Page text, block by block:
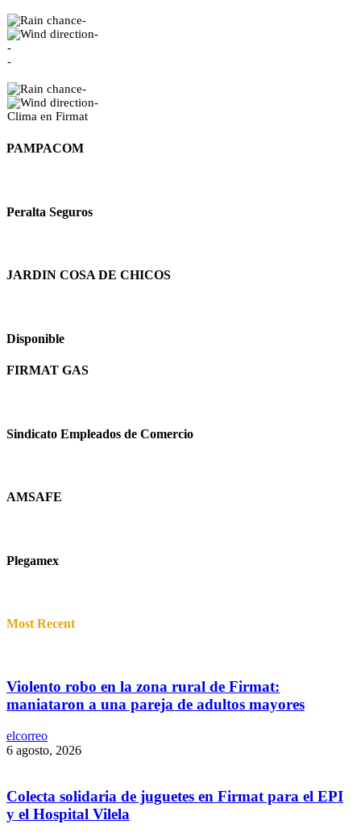
-
-
-
-
-
-
Clima en Firmat
PAMPACOM
Peralta Seguros
JARDIN COSA DE CHICOS
Disponible
FIRMAT GAS
Sindicato Empleados de Comercio
AMSAFE
Plegamex
Most Recent
Violento robo en la zona rural de Firmat:
maniataron a una pareja de adultos mayores
elcorreo
6 agosto, 2026
Colecta solidaria de juguetes en Firmat para el EPI
y el Hospital Vilela